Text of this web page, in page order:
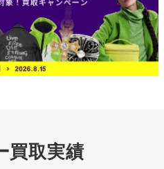
買取実績